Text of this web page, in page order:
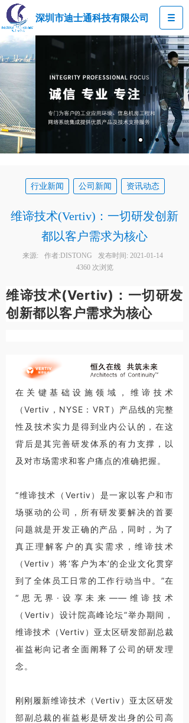
深圳市迪士通科技有限公司
维谛技术(Vertiv)：一切研发创新
都以客户需求为核心
来源: 作者:DISTONG 发布时间: 2021-01-14
4360 次浏览
维谛技术(Vertiv)：一切研发
创新都以客户需求为核心
在关键基础设施领域，维谛技术
（Vertiv，NYSE：VRT）产品线的完整
性及技术实力是得到业内公认的，在这
背后是其完善研发体系的有力支撑，以
及对市场需求和客户痛点的准确把握。
“维谛技术（Vertiv）是一家以客户和市
场驱动的公司，所有研发要解决的首要
问题就是开发正确的产品，同时，为了
真正理解客户的真实需求，维谛技术
（Vertiv）将‘客户为本’的企业文化贯穿
到了全体员工日常的工作行动当中。”在
“思无界·设享未来——维谛技术
（Vertiv）设计院高峰论坛”举办期间，
维谛技术（Vertiv）亚太区研发部副总裁
崔益彬向记者全面阐释了公司的研发理
念。
刚刚履新维谛技术（Vertiv）亚太区研发
部副总裁的崔益彬是研发出身的公司高
行业新闻 公司新闻 资讯动态